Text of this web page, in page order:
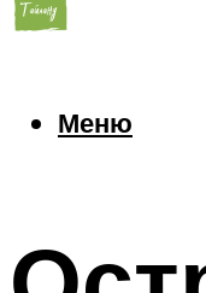
Еда
Меню